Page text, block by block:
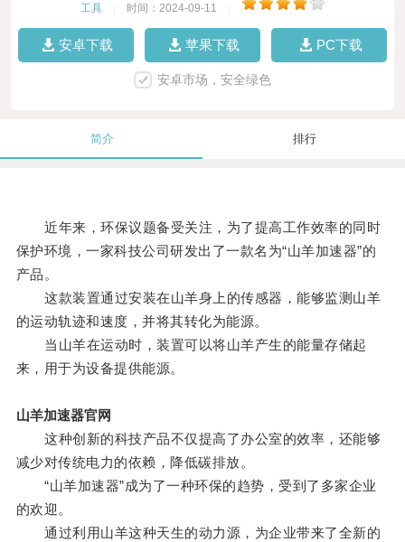
工具 时间：2024-09-11
安卓下载 苹果下载 PC下载
安卓市场，安全绿色
简介 排行
近年来，环保议题备受关注，为了提高工作效率的同时
保护环境，一家科技公司研发出了一款名为“山羊加速器”的
产品。
这款装置通过安装在山羊身上的传感器，能够监测山羊
的运动轨迹和速度，并将其转化为能源。
当山羊在运动时，装置可以将山羊产生的能量存储起
来，用于为设备提供能源。
山羊加速器官网
这种创新的科技产品不仅提高了办公室的效率，还能够
减少对传统电力的依赖，降低碳排放。
“山羊加速器”成为了一种环保的趋势，受到了多家企业
的欢迎。
通过利用山羊这种天生的动力源，为企业带来了全新的